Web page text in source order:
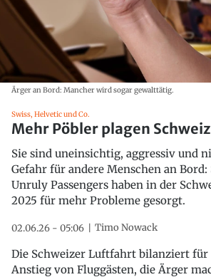
Ärger an Bord: Mancher wird sogar gewalttätig.
Swiss, Helvetic und Co.
Mehr Pöbler plagen
Sie sind uneinsichtig, aggressiv und
Gefahr für andere Menschen an Bord:
Unruly Passengers haben in der
2025 für mehr Probleme gesorgt.
02.06.26 - 05:06 Timo Nowack
Die Schweizer Luftfahrt bilanziert für
Anstieg von Fluggästen, die Ärger